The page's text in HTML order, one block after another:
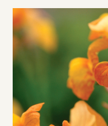
草花苗
草花種子
野菜